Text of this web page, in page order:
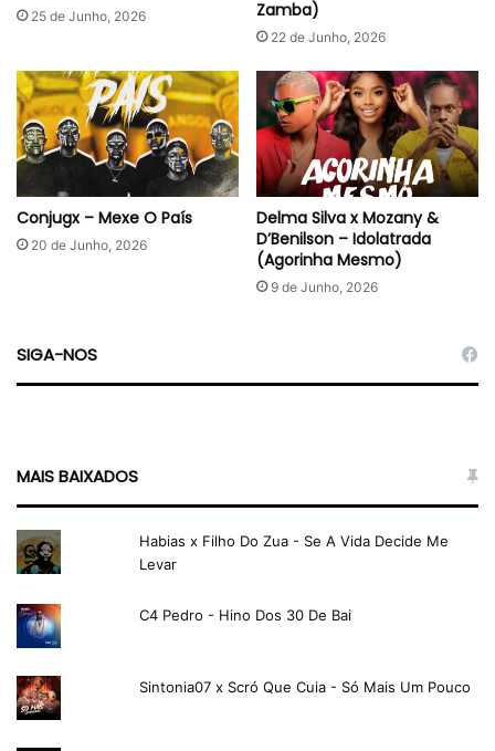
25 de Junho, 2026
Zamba)
22 de Junho, 2026
Conjugx – Mexe O País
20 de Junho, 2026
Delma Silva x Mozany &
D’Benilson – Idolatrada
(Agorinha Mesmo)
9 de Junho, 2026
SIGA-NOS
MAIS BAIXADOS
Habias x Filho Do Zua - Se A Vida Decide Me
Levar
C4 Pedro - Hino Dos 30 De Bai
Sintonia07 x Scró Que Cuia - Só Mais Um Pouco